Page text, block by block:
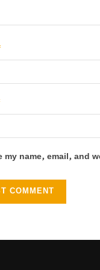
my name, email, and